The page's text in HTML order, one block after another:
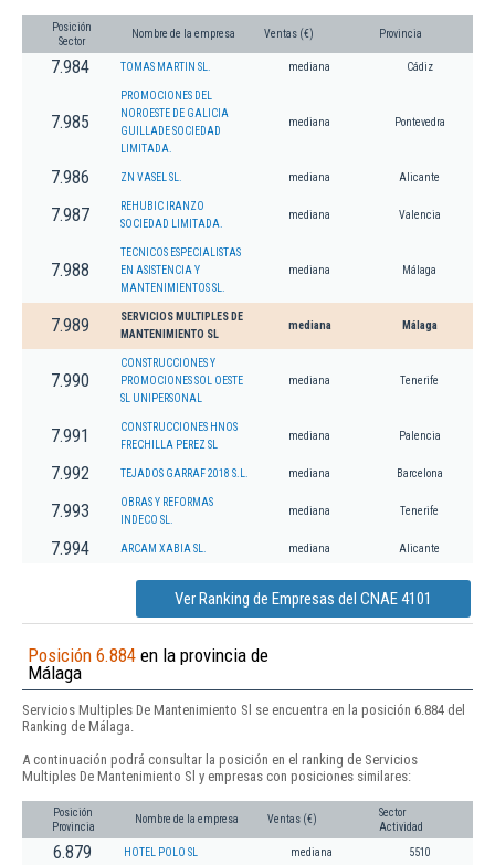
Posición
Sector
Nombre de la empresa Ventas (€) Provincia
7.984 TOMAS MARTIN SL. mediana Cádiz
7.985
PROMOCIONES DEL
NOROESTE DE GALICIA
GUILLADE SOCIEDAD
LIMITADA.
mediana Pontevedra
7.986 ZN VASEL SL. mediana Alicante
7.987
REHUBIC IRANZO
SOCIEDAD LIMITADA.
mediana Valencia
7.988
TECNICOS ESPECIALISTAS
EN ASISTENCIA Y
MANTENIMIENTOS SL.
mediana Málaga
7.989
SERVICIOS MULTIPLES DE
MANTENIMIENTO SL
mediana Málaga
7.990
CONSTRUCCIONES Y
PROMOCIONES SOL OESTE
SL UNIPERSONAL
mediana Tenerife
7.991
CONSTRUCCIONES HNOS
FRECHILLA PEREZ SL
mediana Palencia
7.992 TEJADOS GARRAF 2018 S.L. mediana Barcelona
7.993
OBRAS Y REFORMAS
INDECO SL.
mediana Tenerife
7.994 ARCAM XABIA SL. mediana Alicante
Ver Ranking de Empresas del CNAE 4101
Posición 6.884 en la provincia de
Málaga
Servicios Multiples De Mantenimiento Sl se encuentra en la posición 6.884 del
Ranking de Málaga.
A continuación podrá consultar la posición en el ranking de Servicios
Multiples De Mantenimiento Sl y empresas con posiciones similares:
Posición
Provincia
Nombre de la empresa Ventas (€)
Sector
Actividad
6.879 HOTEL POLO SL mediana 5510